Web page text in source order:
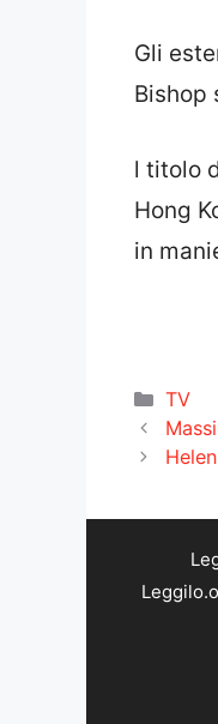
Gli
Bishop
l titolo
Hong
in
TV